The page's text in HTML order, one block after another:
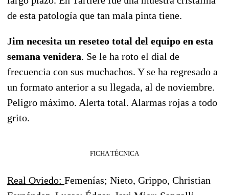
de esta patología que tan mala pinta tiene.
Jim necesita un reseteo total del equipo en esta
semana venidera. Se le ha roto el dial de
frecuencia con sus muchachos. Y se ha regresado a
un formato anterior a su llegada, al de noviembre.
Peligro máximo. Alerta total. Alarmas rojas a todo
grito.
FICHA TÉCNICA
Real Oviedo: Femenías; Nieto, Grippo, Christian